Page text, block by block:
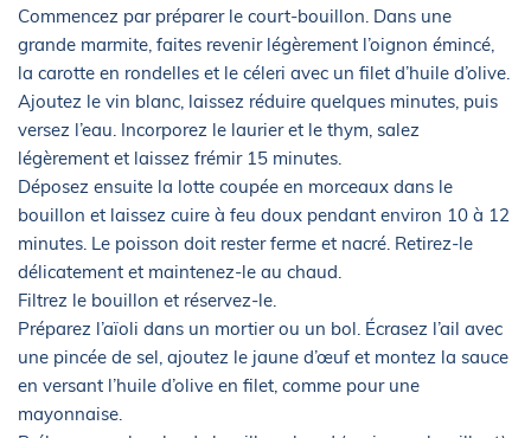
Commencez par préparer le court-bouillon. Dans une
grande marmite, faites revenir légèrement l’oignon émincé,
la carotte en rondelles et le céleri avec un filet d’huile d’olive.
Ajoutez le vin blanc, laissez réduire quelques minutes, puis
versez l’eau. Incorporez le laurier et le thym, salez
légèrement et laissez frémir 15 minutes.
Déposez ensuite la lotte coupée en morceaux dans le
bouillon et laissez cuire à feu doux pendant environ 10 à 12
minutes. Le poisson doit rester ferme et nacré. Retirez-le
délicatement et maintenez-le au chaud.
Filtrez le bouillon et réservez-le.
Préparez l’aïoli dans un mortier ou un bol. Écrasez l’ail avec
une pincée de sel, ajoutez le jaune d’œuf et montez la sauce
en versant l’huile d’olive en filet, comme pour une
mayonnaise.